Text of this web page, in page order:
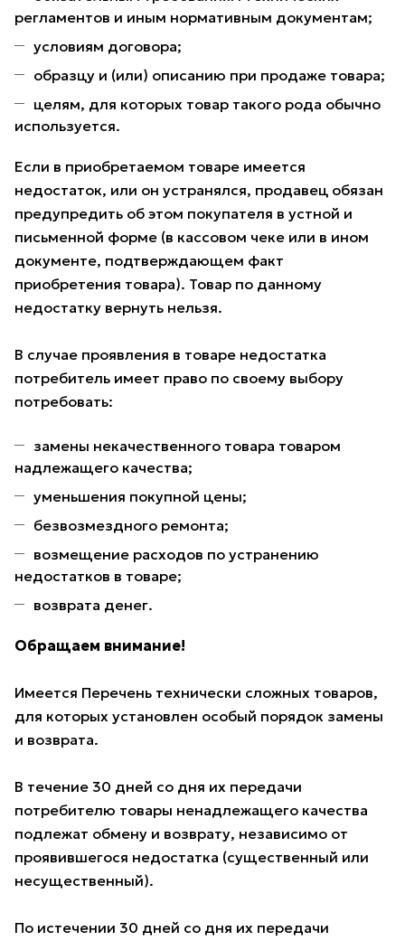
регламентов и иным нормативным документам;
условиям договора;
образцу и (или) описанию при продаже товара;
целям, для которых товар такого рода обычно
используется.
Если в приобретаемом товаре имеется
недостаток, или он устранялся, продавец обязан
предупредить об этом покупателя в устной и
письменной форме (в кассовом чеке или в ином
документе, подтверждающем факт
приобретения товара). Товар по данному
недостатку вернуть нельзя.
В случае проявления в товаре недостатка
потребитель имеет право по своему выбору
потребовать:
замены некачественного товара товаром
надлежащего качества;
уменьшения покупной цены;
безвозмездного ремонта;
возмещение расходов по устранению
недостатков в товаре;
возврата денег.
Обращаем внимание!
Имеется Перечень технически сложных товаров,
для которых установлен особый порядок замены
и возврата.
В течение 30 дней со дня их передачи
потребителю товары ненадлежащего качества
подлежат обмену и возврату, независимо от
проявившегося недостатка (существенный или
несущественный).
По истечении 30 дней со дня их передачи